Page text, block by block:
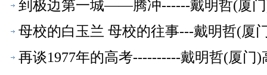
到极边第一城——腾冲------戴明哲(厦
母校的白玉兰 母校的往事---戴明哲(厦
再谈1977年的高考----------戴明哲(厦门